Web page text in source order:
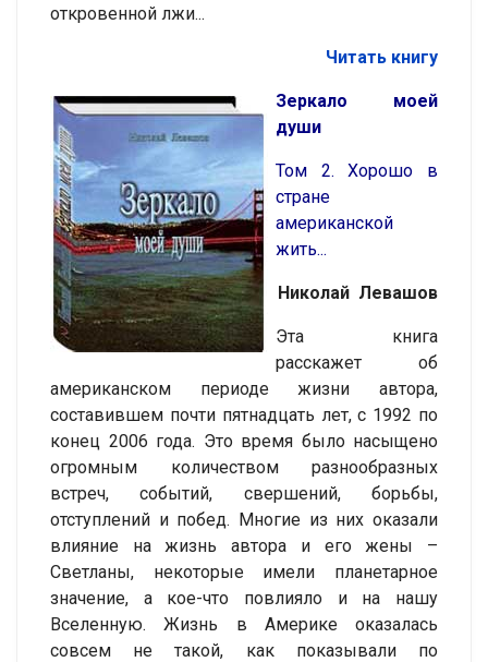
откровенной лжи...
Читать книгу
Зеркало моей
души
Том 2. Хорошо в
стране
американской
жить...
Николай Левашов
Эта книга
расскажет об
американском периоде жизни автора,
составившем почти пятнадцать лет, с 1992 по
конец 2006 года. Это время было насыщено
огромным количеством разнообразных
встреч, событий, свершений, борьбы,
отступлений и побед. Многие из них оказали
влияние на жизнь автора и его жены –
Светланы, некоторые имели планетарное
значение, а кое-что повлияло и на нашу
Вселенную. Жизнь в Америке оказалась
совсем не такой, как показывали по